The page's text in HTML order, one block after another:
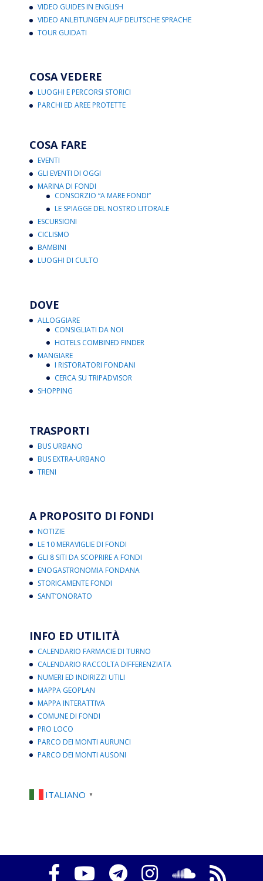
VIDEO GUIDES IN ENGLISH
VIDEO ANLEITUNGEN AUF DEUTSCHE SPRACHE
TOUR GUIDATI
COSA VEDERE
LUOGHI E PERCORSI STORICI
PARCHI ED AREE PROTETTE
COSA FARE
EVENTI
GLI EVENTI DI OGGI
MARINA DI FONDI
CONSORZIO “A MARE FONDI”
LE SPIAGGE DEL NOSTRO LITORALE
ESCURSIONI
CICLISMO
BAMBINI
LUOGHI DI CULTO
DOVE
ALLOGGIARE
CONSIGLIATI DA NOI
HOTELS COMBINED FINDER
MANGIARE
I RISTORATORI FONDANI
CERCA SU TRIPADVISOR
SHOPPING
TRASPORTI
BUS URBANO
BUS EXTRA-URBANO
TRENI
A PROPOSITO DI FONDI
NOTIZIE
LE 10 MERAVIGLIE DI FONDI
GLI 8 SITI DA SCOPRIRE A FONDI
ENOGASTRONOMIA FONDANA
STORICAMENTE FONDI
SANT’ONORATO
INFO ED UTILITÀ
CALENDARIO FARMACIE DI TURNO
CALENDARIO RACCOLTA DIFFERENZIATA
NUMERI ED INDIRIZZI UTILI
MAPPA GEOPLAN
MAPPA INTERATTIVA
COMUNE DI FONDI
PRO LOCO
PARCO DEI MONTI AURUNCI
PARCO DEI MONTI AUSONI
ITALIANO ▼